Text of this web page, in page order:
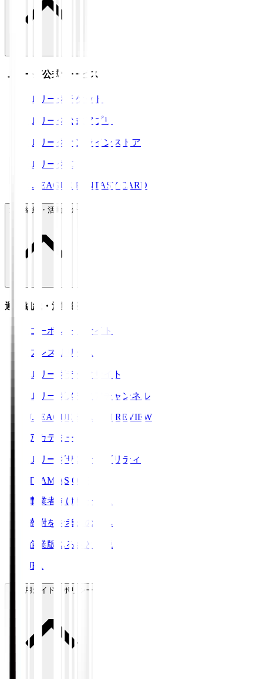
Ｊリーグ公式サービス
Ｊリーグチケット
Ｊリーグ公式アプリ
Ｊリーグオンラインストア
ＪリーグID
J.LEAGUE FANTASY CARD
運営組織・活動紹介
運営組織・活動紹介
コーポレートサイト
プレスリリース
Ｊリーグデータサイト
Ｊリーグメディアチャンネル
J.LEAGUE SEASON REVIEW
アカデミー
Ｊリーグサステナビリティ
TEAM AS ONE
事業者向けサービス
寄附をお考えの方へ
企業版ふるさと納税
JFA
ご利用ガイド・ポリシー